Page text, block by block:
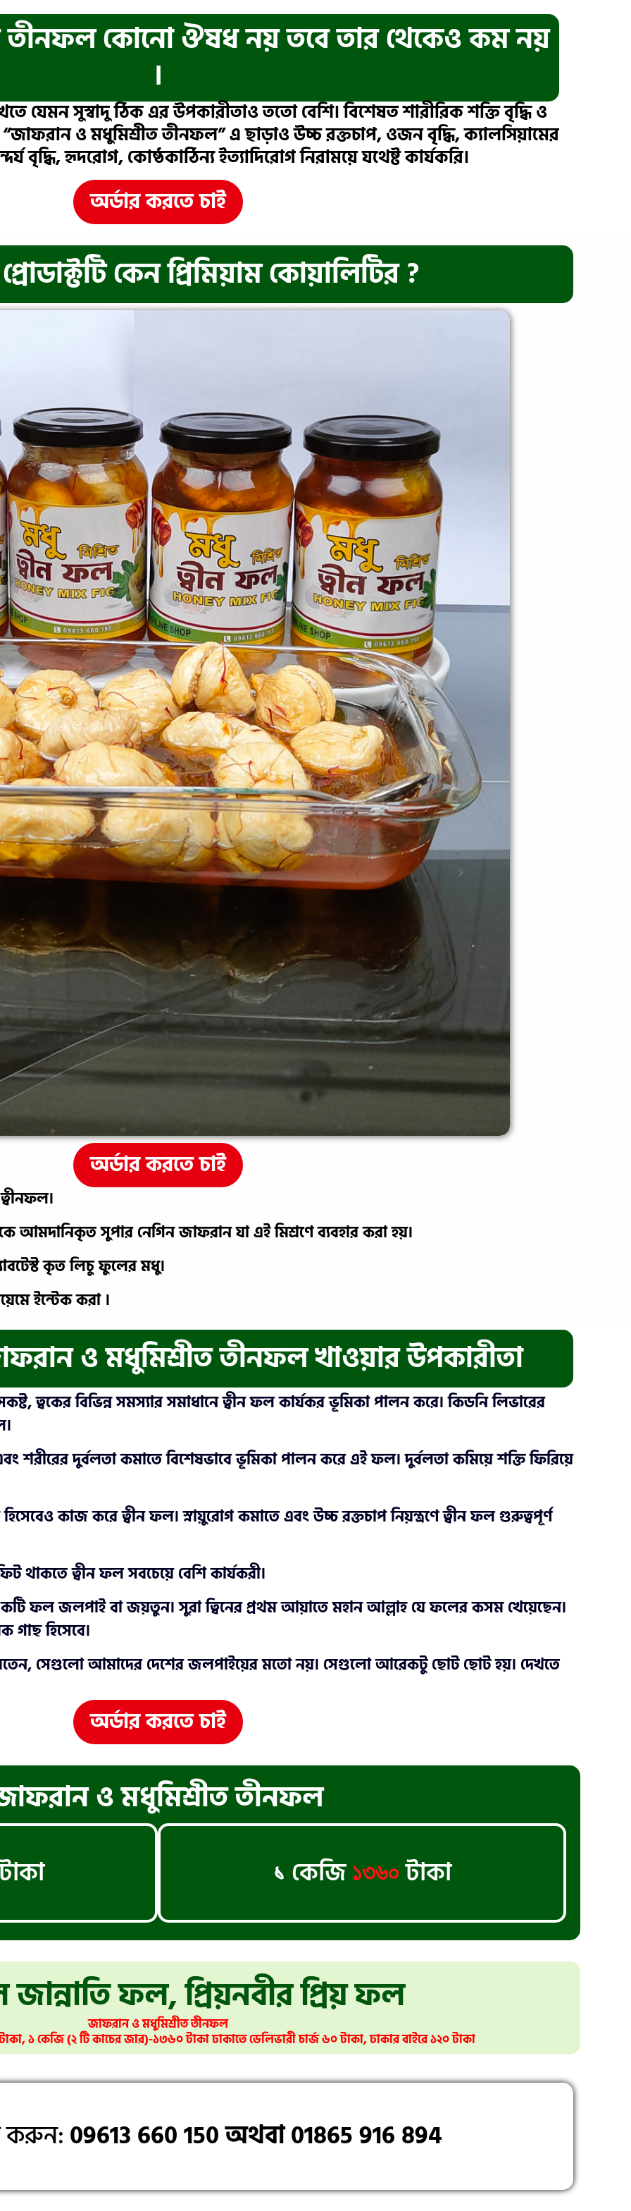
তীনফল কোনো ঔষধ নয় তবে তার থেকেও কম নয়
।
যেমন সুস্বাদু ঠিক এর উপকারীতাও ততো বেশি। বিশেষত শারীরিক শক্তি বৃদ্ধি ও
ও মধুমিশ্রীত তীনফল” এ ছাড়াও উচ্চ রক্তচাপ, ওজন বৃদ্ধি, ক্যালসিয়ামের
বৃদ্ধি, হৃদরোগ, কোষ্ঠকাঠিন্য ইত্যাদিরোগ নিরাময়ে যথেষ্ট কার্যকরি।
অর্ডার করতে চাই
কেন প্রিমিয়াম কোয়ালিটির ?
অর্ডার করতে চাই
আমদানিকৃত সুপার নেগিন জাফরান যা এই মিশ্রণে ব্যবহার করা হয়।
কৃত লিচু ফুলের মধু।
ইন্টেক করা ।
ও মধুমিশ্রীত তীনফল খাওয়ার উপকারীতা
ত্বকের বিভিন্ন সমস্যার সমাধানে ত্বীন ফল কার্যকর ভূমিকা পালন করে। কিডনি লিভারের
শরীরের দুর্বলতা কমাতে বিশেষভাবে ভূমিকা পালন করে এই ফল। দুর্বলতা কমিয়ে শক্তি ফিরিয়ে
হিসেবেও কাজ করে ত্বীন ফল। স্নায়ুরোগ কমাতে এবং উচ্চ রক্তচাপ নিয়ন্ত্রণে ত্বীন ফল গুরুত্বপূর্ণ
থাকতে ত্বীন ফল সবচেয়ে বেশি কার্যকরী।
ফল জলপাই বা জয়তুন। সুরা ত্বিনের প্রথম আয়াতে মহান আল্লাহ যে ফলের কসম খেয়েছেন।
হিসেবে।
সেগুলো আমাদের দেশের জলপাইয়ের মতো নয়। সেগুলো আরেকটু ছোট ছোট হয়। দেখতে
অর্ডার করতে চাই
ও মধুমিশ্রীত তীনফল
১ কেজি ১৩৬০ টাকা
ফল, প্রিয়নবীর প্রিয় ফল
জাফরান ও মধুমিশ্রীত তীনফল
১ কেজি (২ টি কাচের জার)-১৩৬০ টাকা ঢাকাতে ডেলিভারী চার্জ ৬০ টাকা, ঢাকার বাইরে ১২০ টাকা
করুন:09613 660 150 অথবা 01865 916 894